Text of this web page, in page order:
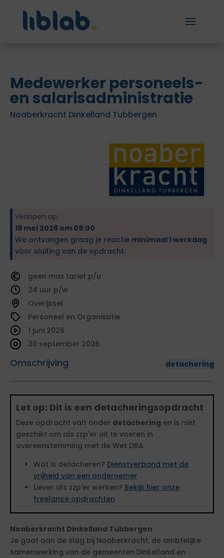
Medewerker personeels-
en salarisadministratie
Noaberkracht Dinkelland Tubbergen
Verlopen op:
19 mei 2026 om 09:00
We ontvangen graag je reactie minimaal 1 werkdag
voor sluiting van de opdracht.
geen
tarief
24
Overijssel
Personeel en Organisatie
Omschrijving detachering
1 juni 2026
30 september 2026
Let op: Dit is een detacheringsopdracht
Deze opdracht valt onder detachering en is niet
geschikt om als zzp'er uit te voeren in
overeenstemming met de Wet DBA.
Wat is detacheren? Dienstverband met de
vrijheid van een ondernemer
Liever als zzp'er werken? Bekijk hier onze
freelance opdrachten
Noaberkracht Dinkelland Tubbergen
Je gaat aan de slag bij Noaberkracht, de ambtelijke
samenwerking van de gemeenten Dinkelland en